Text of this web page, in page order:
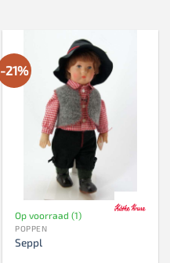
-21%
Op voorraad (1)
POPPEN
Seppl